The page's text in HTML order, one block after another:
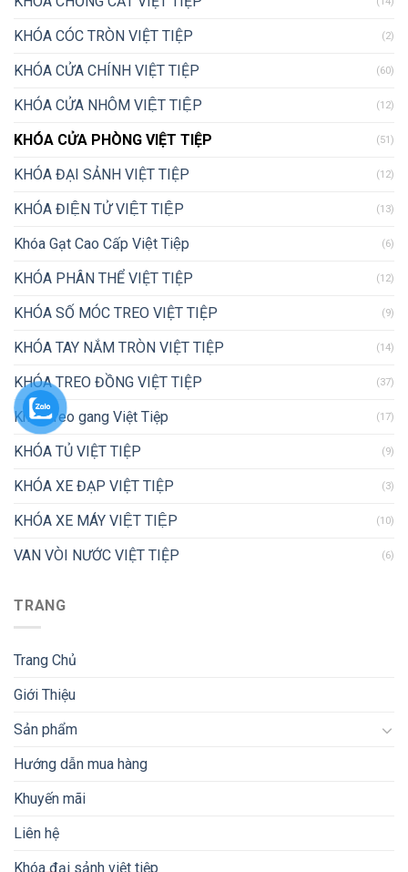
KHÓA CÓC TRÒN VIỆT TIỆP (2)
KHÓA CỬA CHÍNH VIỆT TIỆP (60)
KHÓA CỬA NHÔM VIỆT TIỆP (12)
KHÓA CỬA PHÒNG VIỆT TIỆP (51)
KHÓA ĐẠI SẢNH VIỆT TIỆP (12)
KHÓA ĐIỆN TỬ VIỆT TIỆP (13)
Khóa Gạt Cao Cấp Việt Tiệp (6)
KHÓA PHÂN THỂ VIỆT TIỆP (12)
KHÓA SỐ MÓC TREO VIỆT TIỆP (9)
KHÓA TAY NẮM TRÒN VIỆT TIỆP (14)
KHÓA TREO ĐỒNG VIỆT TIỆP (37)
Khóa treo gang Việt Tiệp (17)
KHÓA TỦ VIỆT TIỆP (9)
KHÓA XE ĐẠP VIỆT TIỆP (3)
KHÓA XE MÁY VIỆT TIỆP (10)
VAN VÒI NƯỚC VIỆT TIỆP (6)
TRANG
Trang Chủ
Giới Thiệu
Sản phẩm
Hướng dẫn mua hàng
Khuyến mãi
Liên hệ
Khóa đại sảnh việt tiệp